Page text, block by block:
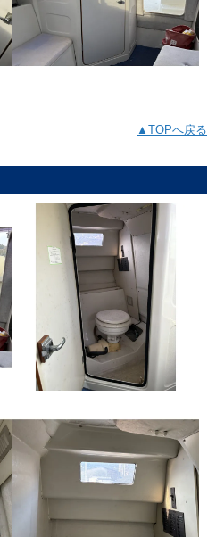
▲TOPへ戻る